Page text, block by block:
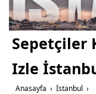
Sepetçiler
Izle
Anasayfa › İstanbul ›